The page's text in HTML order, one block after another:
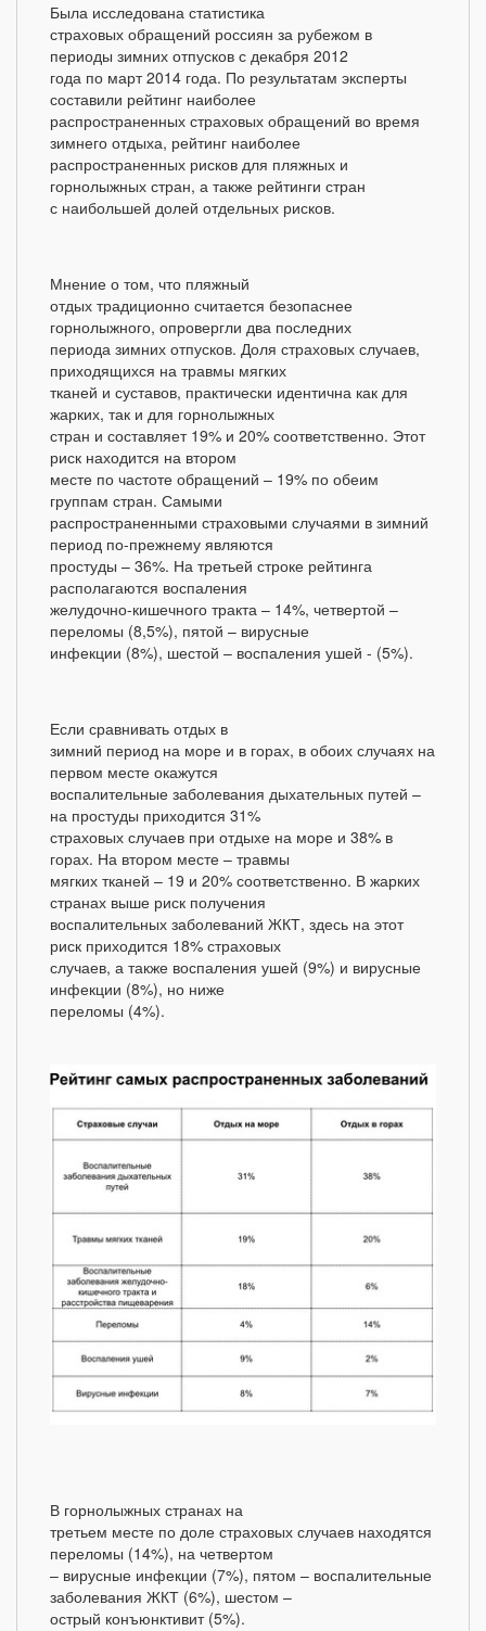
Была исследована статистика
страховых обращений россиян за рубежом в
периоды зимних отпусков с декабря 2012
года по март 2014 года. По результатам эксперты
составили рейтинг наиболее
распространенных страховых обращений во время
зимнего отдыха, рейтинг наиболее
распространенных рисков для пляжных и
горнолыжных стран, а также рейтинги стран
с наибольшей долей отдельных рисков.
Мнение о том, что пляжный
отдых традиционно считается безопаснее
горнолыжного, опровергли два последних
периода зимних отпусков. Доля страховых случаев,
приходящихся на травмы мягких
тканей и суставов, практически идентична как для
жарких, так и для горнолыжных
стран и составляет 19% и 20% соответственно. Этот
риск находится на втором
месте по частоте обращений – 19% по обеим
группам стран. Самыми
распространенными страховыми случаями в зимний
период по-прежнему являются
простуды – 36%. На третьей строке рейтинга
располагаются воспаления
желудочно-кишечного тракта – 14%, четвертой –
переломы (8,5%), пятой – вирусные
инфекции (8%), шестой – воспаления ушей - (5%).
Если сравнивать отдых в
зимний период на море и в горах, в обоих случаях на
первом месте окажутся
воспалительные заболевания дыхательных путей –
на простуды приходится 31%
страховых случаев при отдыхе на море и 38% в
горах. На втором месте – травмы
мягких тканей – 19 и 20% соответственно. В жарких
странах выше риск получения
воспалительных заболеваний ЖКТ, здесь на этот
риск приходится 18% страховых
случаев, а также воспаления ушей (9%) и вирусные
инфекции (8%), но ниже
переломы (4%).
В горнолыжных странах на
третьем месте по доле страховых случаев находятся
переломы (14%), на четвертом
– вирусные инфекции (7%), пятом – воспалительные
заболевания ЖКТ (6%), шестом –
острый конъюнктивит (5%).